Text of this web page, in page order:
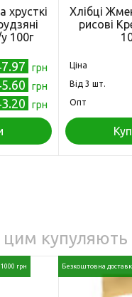
хрусткі
100г
грн
грн
грн
Хлібці
рисові
Ціна
Від 3 шт.
Опт
цим купуляють
грн Безкоштовна